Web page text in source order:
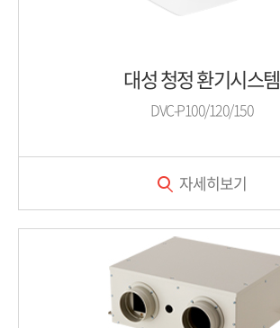
대성 청정 환기시스템
DVC-P100/120/150
자세히보기